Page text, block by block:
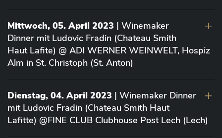
Mittwoch, 05. April 2023 | Winemaker
Dinner mit Ludovic Fradin (Chateau Smith
Haut Lafite) @ ADI WERNER WEINWELT, Hospiz
Alm in St. Christoph (St. Anton)
Dienstag, 04. April 2023 | Winemaker Dinner
mit Ludovic Fradin (Chateau Smith Haut
Lafitte) @FINE CLUB Clubhouse Post Lech (Lech)